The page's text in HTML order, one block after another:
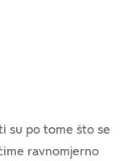
su po tome što se
ravnomjerno